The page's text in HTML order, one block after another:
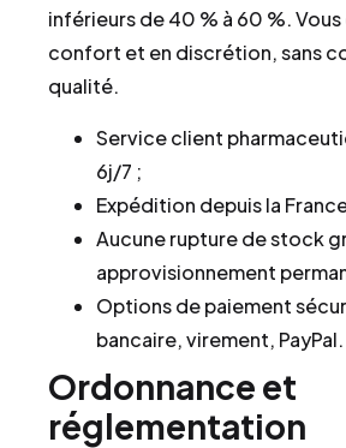
inférieurs de 40 % à 60 %.
confort et en discrétion, sans
qualité.
Service client
6j/7 ;
Expédition depuis la
Aucune rupture de stock
approvisionnement
Options de paiement
bancaire, virement, PayPal.
Ordonnance et
réglementation